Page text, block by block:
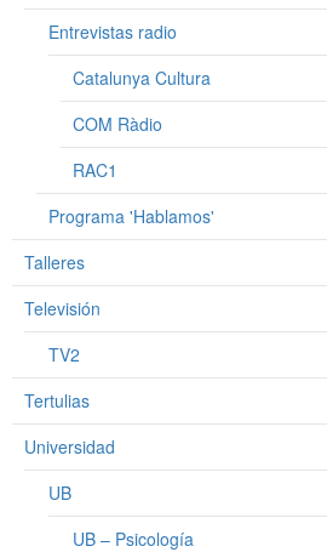
Entrevistas radio
Catalunya Cultura
COM Ràdio
RAC1
Programa 'Hablamos'
Talleres
Televisión
TV2
Tertulias
Universidad
UB
UB – Psicología